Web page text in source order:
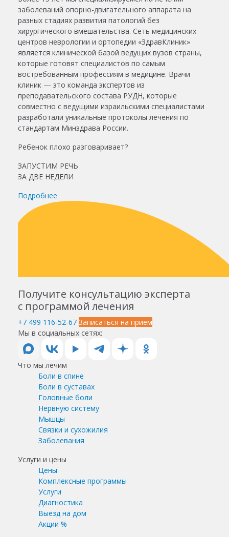
заболеваний опорно-двигательного аппарата на
разных стадиях развития патологий без
хирургического вмешательства. Сеть медицинских
центров неврологии и ортопедии «ЗдравКлиник»
является клинической базой ведущих вузов страны,
которые готовят специалистов по самым
востребованным профессиям в медицине. Врачи
клиник — это команда экспертов из
преподавательского состава РУДН, которые
совместно с ведущими израильскими специалистами
разработали уникальные протоколы лечения по
стандартам Минздрава России.
Ребенок плохо разговаривает?
ЗАПУСТИМ РЕЧЬ
ЗА ДВЕ НЕДЕЛИ
Подробнее
Получите консультацию эксперта
с программой лечения
+7 499 116-52-67 Записаться на прием
Мы в социальных сетях:
Что мы лечим
Боли в спине
Боли в суставах
Головные боли
Нервную систему
Мышцы
Связки и сухожилия
Заболевания
Услуги и цены
Цены
Комплексные программы
Услуги
Диагностика
Выезд на дом
Акции %